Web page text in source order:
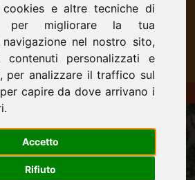
e altre tecniche di
per migliorare la tua
nel nostro sito,
contenuti personalizzati e
per analizzare il traffico sul
capire da dove arrivano i
Accetto
Rifiuto
CONTATTI
BOSCO - San Donà di Piave